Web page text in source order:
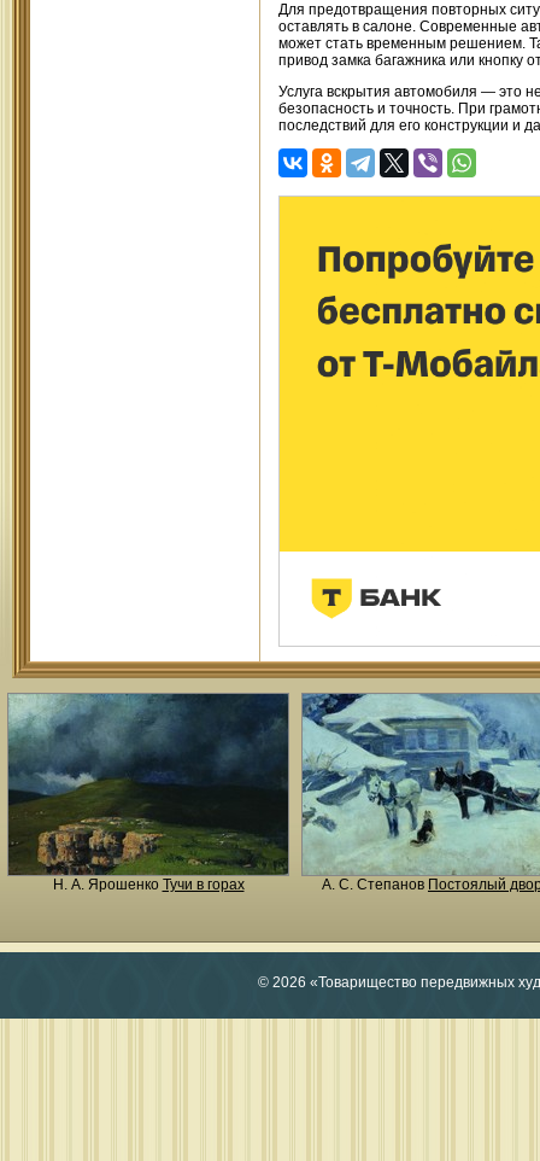
Для предотвращения повторных
оставлять в салоне. Современные
может стать временным решением.
привод замка багажника или кнопку
Услуга вскрытия автомобиля — это
безопасность и точность. При
последствий для его конструкции и
Н. A. Ярошенко Тучи в горах А. С. Степанов Постоялый
© 2026 «Товарищество передвижных